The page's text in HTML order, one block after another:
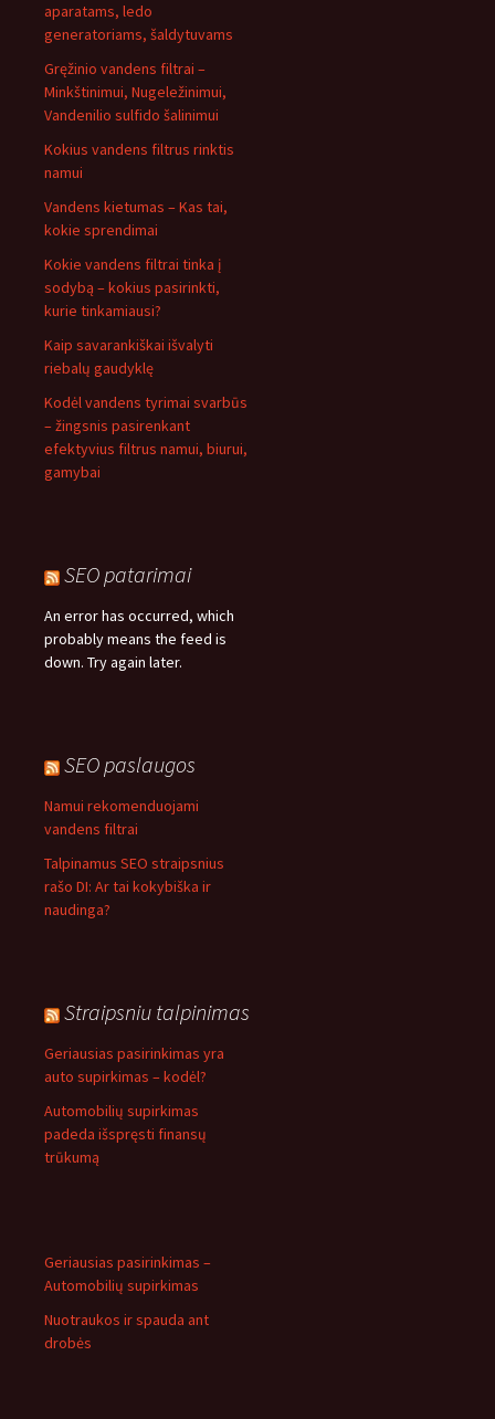
aparatams, ledo
generatoriams, šaldytuvams
Gręžinio vandens filtrai –
Minkštinimui, Nugeležinimui,
Vandenilio sulfido šalinimui
Kokius vandens filtrus rinktis
namui
Vandens kietumas – Kas tai,
kokie sprendimai
Kokie vandens filtrai tinka į
sodybą – kokius pasirinkti,
kurie tinkamiausi?
Kaip savarankiškai išvalyti
riebalų gaudyklę
Kodėl vandens tyrimai svarbūs
– žingsnis pasirenkant
efektyvius filtrus namui, biurui,
gamybai
SEO patarimai
An error has occurred, which
probably means the feed is
down. Try again later.
SEO paslaugos
Namui rekomenduojami
vandens filtrai
Talpinamus SEO straipsnius
rašo DI: Ar tai kokybiška ir
naudinga?
Straipsniu talpinimas
Geriausias pasirinkimas yra
auto supirkimas – kodėl?
Automobilių supirkimas
padeda išspręsti finansų
trūkumą
Geriausias pasirinkimas –
Automobilių supirkimas
Nuotraukos ir spauda ant
drobės